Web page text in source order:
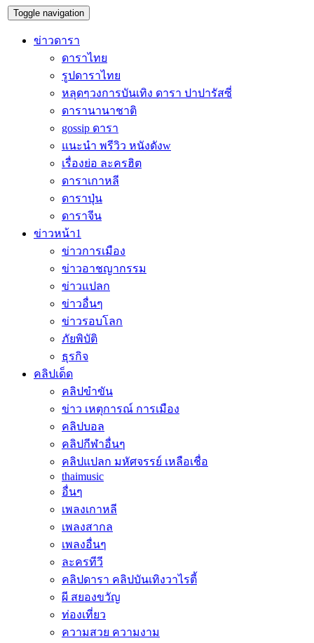
Toggle navigation
ข่าวดารา
ดาราไทย
รูปดาราไทย
หลุดๆวงการบันเทิง ดารา ปาปารัสซี่
ดารานานาชาติ
gossip ดารา
แนะนำ พรีวิว หนังดังw
เรื่องย่อ ละครฮิต
ดาราเกาหลี
ดาราปุ่น
ดาราจีน
ข่าวหน้า1
ข่าวการเมือง
ข่าวอาชญากรรม
ข่าวแปลก
ข่าวอื่นๆ
ข่าวรอบโลก
ภัยพิบัติ
ธุรกิจ
คลิปเด็ด
คลิปขำขัน
ข่าว เหตุการณ์ การเมือง
คลิปบอล
คลิปกีฬาอื่นๆ
คลิปแปลก มหัศจรรย์ เหลือเชื่อ
thaimusic
อื่นๆ
เพลงเกาหลี
เพลงสากล
เพลงอื่นๆ
ละครทีวี
คลิปดารา คลิปบันเทิงวาไรตี้
ผี สยองขวัญ
ท่องเที่ยว
ความสวย ความงาม